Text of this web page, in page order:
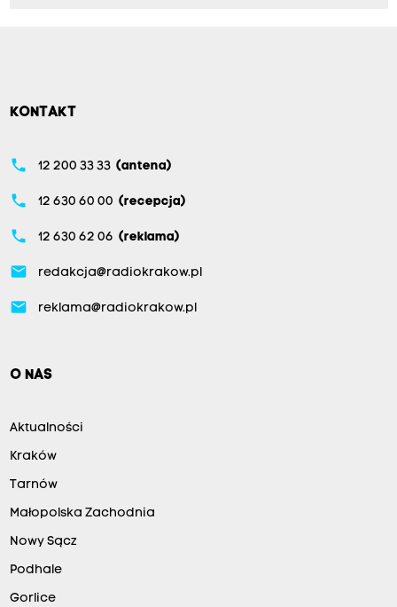
KONTAKT
phone 12 200 33 33 (antena)
phone 12 630 60 00 (recepcja)
phone 12 630 62 06 (reklama)
email redakcja@radiokrakow.pl
email reklama@radiokrakow.pl
O NAS
Aktualności
Kraków
Tarnów
Małopolska Zachodnia
Nowy Sącz
Podhale
Gorlice